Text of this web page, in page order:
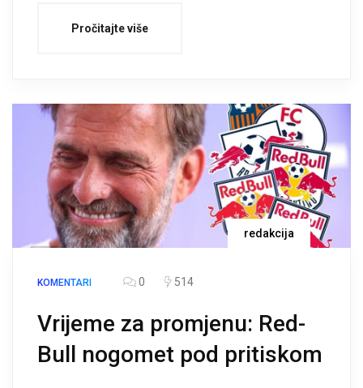
Pročitajte više
redakcija
KOMENTARI 0 514
Vrijeme za promjenu: Red-
Bull nogomet pod pritiskom